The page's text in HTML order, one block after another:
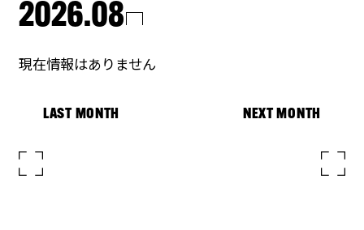
2026.08
現在情報はありません
LAST MONTH NEXT MONTH